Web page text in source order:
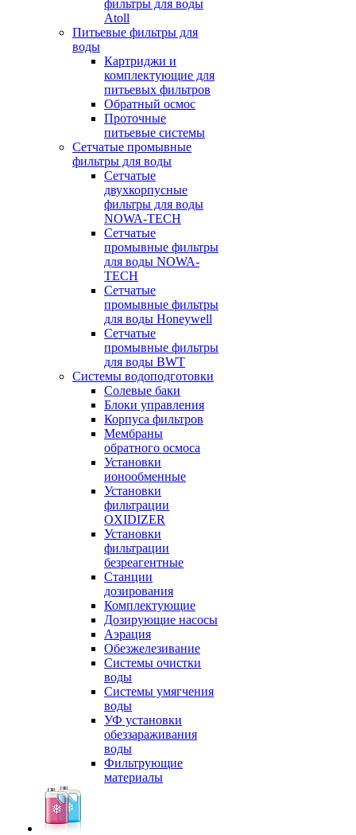
фильтры для воды
Atoll
Питьевые фильтры для
воды
Картриджи и
комплектующие для
питьевых фильтров
Обратный осмос
Проточные
питьевые системы
Сетчатые промывные
фильтры для воды
Сетчатые
двухкорпусные
фильтры для воды
NOWA-TECH
Сетчатые
промывные фильтры
для воды NOWA-
TECH
Сетчатые
промывные фильтры
для воды Honeywell
Сетчатые
промывные фильтры
для воды BWT
Системы водоподготовки
Солевые баки
Блоки управления
Корпуса фильтров
Мембраны
обратного осмоса
Установки
ионообменные
Установки
фильтрации
OXIDIZER
Установки
фильтрации
безреагентные
Станции
дозирования
Комплектующие
Дозирующие насосы
Аэрация
Обезжелезивание
Системы очистки
воды
Системы умягчения
воды
УФ установки
обеззараживания
воды
Фильтрующие
материалы